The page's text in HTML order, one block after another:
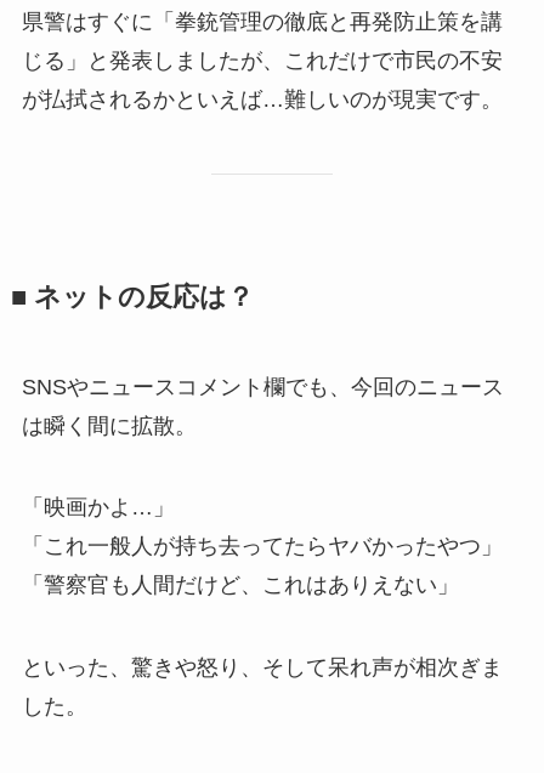
県警はすぐに「拳銃管理の徹底と再発防止策を講
じる」と発表しましたが、これだけで市民の不安
が払拭されるかといえば…難しいのが現実です。
■ ネットの反応は？
SNSやニュースコメント欄でも、今回のニュース
は瞬く間に拡散。
「映画かよ…」
「これ一般人が持ち去ってたらヤバかったやつ」
「警察官も人間だけど、これはありえない」
といった、驚きや怒り、そして呆れ声が相次ぎま
した。